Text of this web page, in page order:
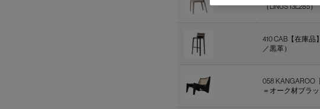
（LINUS 13L285）
410 CAB【在庫品
／黒革）
058 KANGAROO
＝オーク材ブラ